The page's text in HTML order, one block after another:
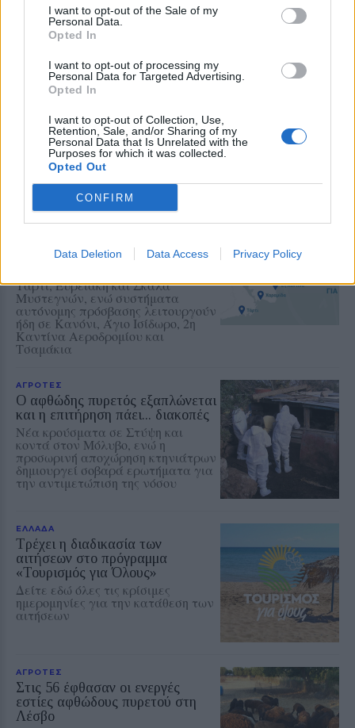
I want to opt-out of the Sale of my
Personal Data.
Opted In
I want to opt-out of processing my
Personal Data for Targeted Advertising.
Opted In
I want to opt-out of Collection, Use,
Retention, Sale, and/or Sharing of my
Personal Data that Is Unrelated with the
Purposes for which it was collected.
Opted Out
CONFIRM
Data Deletion Data Access Privacy Policy
Δείτε περισσότερα άρθρα μας στα αποτελέσματα
αναζήτησης
ΣΤΗΝ ΙΔΙΑ ΚΑΤΗΓΟΡΙΑ
ΤΟΥΡΙΣΜΟΣ
Περισσότερες προσβάσιμες
Μυτιλήνης
Τάρτι, Ευρειακή και Σκάλα
Μυστεγνών, ενώ συστήματα
αυτόνομης πρόσβασης λειτουργούν
ήδη σε Κανόνι, Άγιο Ισίδωρο, 2η
Καντίνα Αεροδρομίου και
Τσαμάκια
ΑΓΡΟΤΕΣ
Ο αφθώδης πυρετός εξαπλώνεται
και η επιτήρηση πάει... διακοπές
Νέα κρούσματα σε Στύψη και
κοντά στον Μόλυβο, ενώ η
προσωρινή αποχώρηση κτηνιάτρων
δημιουργεί σοβαρά ερωτήματα για
την αντιμετώπιση της νόσου
ΕΛΛΑΔΑ
Τρέχει η διαδικασία των
αιτήσεων στο πρόγραμμα
«Τουρισμός για Όλους»
Δείτε εδώ όλες τις κρίσιμες
ημερομηνίες για την κατάθεση των
αιτήσεων
ΑΓΡΟΤΕΣ
Στις 56 έφθασαν οι ενεργές
εστίες αφθώδους πυρετού στη
Λέσβο